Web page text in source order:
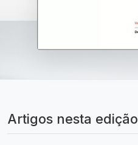
Artigos nesta edição